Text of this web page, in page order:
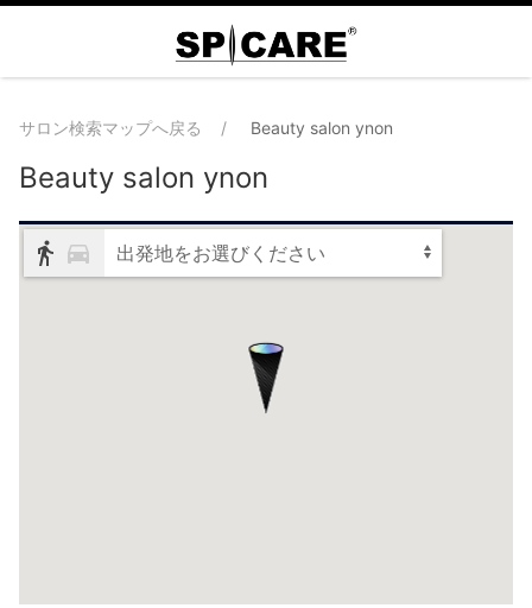
サロン検索マップへ戻る Beauty salon ynon
Beauty salon ynon
出発地をお選びください